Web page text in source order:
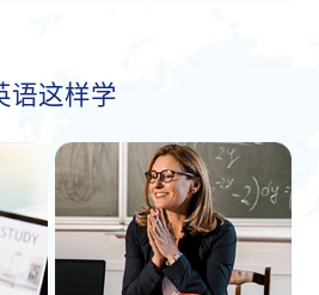
语这样学